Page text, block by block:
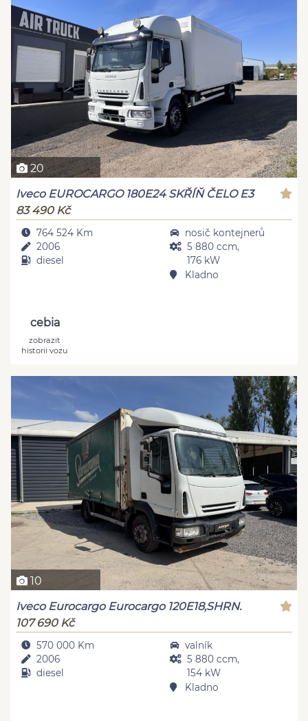
20
Iveco EUROCARGO 180E24 SKŘÍŇ ČELO E3
83 490 Kč
764 524 Km
2006
diesel
nosič kontejnerů
5 880 ccm,
176 kW
Kladno
cebia
zobrazit
historii vozu
10
Iveco Eurocargo Eurocargo 120E18,SHRN.
107 690 Kč
570 000 Km
2006
diesel
valník
5 880 ccm,
154 kW
Kladno